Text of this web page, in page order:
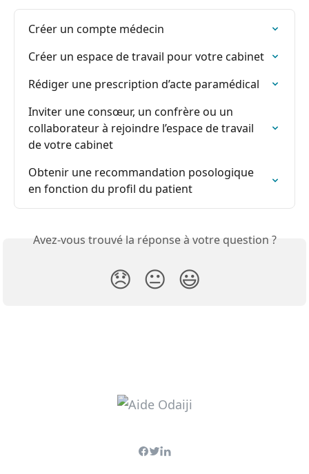
Créer un compte médecin
Créer un espace de travail pour votre cabinet
Rédiger une prescription d’acte paramédical
Inviter une consœur, un confrère ou un
collaborateur à rejoindre l’espace de travail
de votre cabinet
Obtenir une recommandation posologique
en fonction du profil du patient
Avez-vous trouvé la réponse à votre question ?
😞 😐 😃